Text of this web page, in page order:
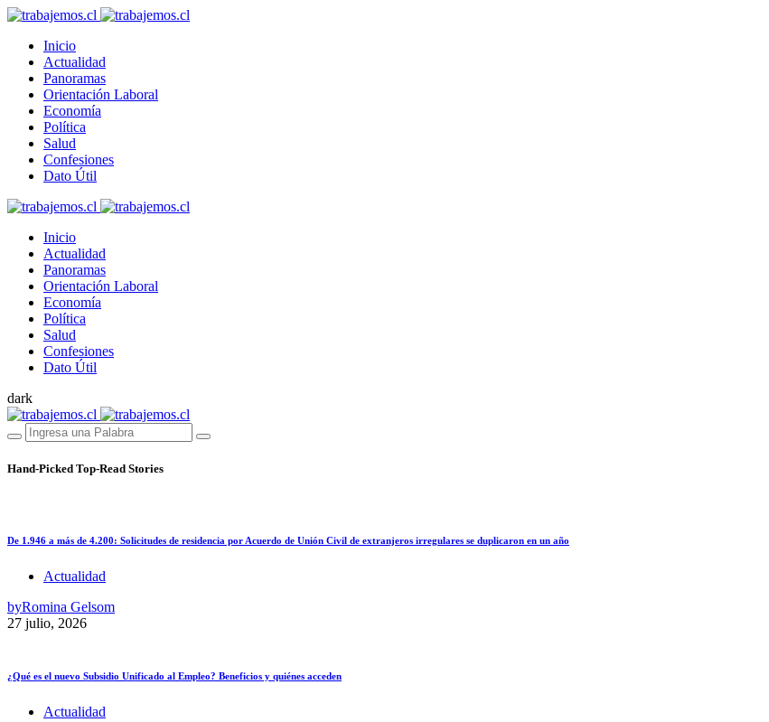
Inicio
Actualidad
Panoramas
Orientación Laboral
Economía
Política
Salud
Confesiones
Dato Útil
Inicio
Actualidad
Panoramas
Orientación Laboral
Economía
Política
Salud
Confesiones
Dato Útil
dark
Hand-Picked Top-Read Stories
De 1.946 a más de 4.200: Solicitudes de residencia por Acuerdo de Unión Civil de extranjeros irregulares se duplicaron en un año
Actualidad
byRomina Gelsom
27 julio, 2026
¿Qué es el nuevo Subsidio Unificado al Empleo? Beneficios y quiénes acceden
Actualidad